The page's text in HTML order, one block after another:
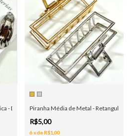
- Dourado e PrataPiranha Média de Metal - Retangular -
R$5,00
6 xde R$1,00